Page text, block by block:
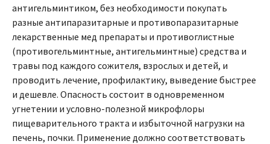
антигельминтиком, без необходимости покупать
разные антипаразитарные и противопаразитарные
лекарственные мед препараты и противоглистные
(противогельминтные, антигельминтные) средства и
травы под каждого сожителя, взрослых и детей, и
проводить лечение, профилактику, выведение быстрее
и дешевле. Опасность состоит в одновременном
угнетении и условно-полезной микрофлоры
пищеварительного тракта и избыточной нагрузки на
печень, почки. Применение должно соответствовать